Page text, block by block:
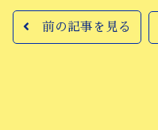
前の記事を見る